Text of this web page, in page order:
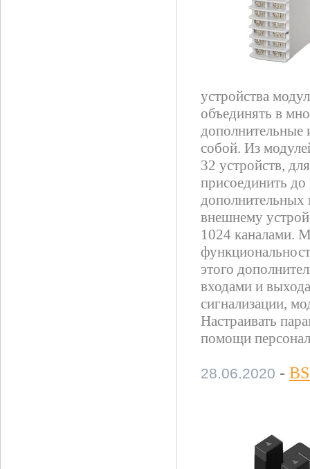
устройства
объединять в
дополнительные
собой. Из
32 устройств,
присоединить
дополнительных
внешнему
1024 каналами.
этого
входами и
сигнализации,
Настраивать
помощи
28.06.2020 -